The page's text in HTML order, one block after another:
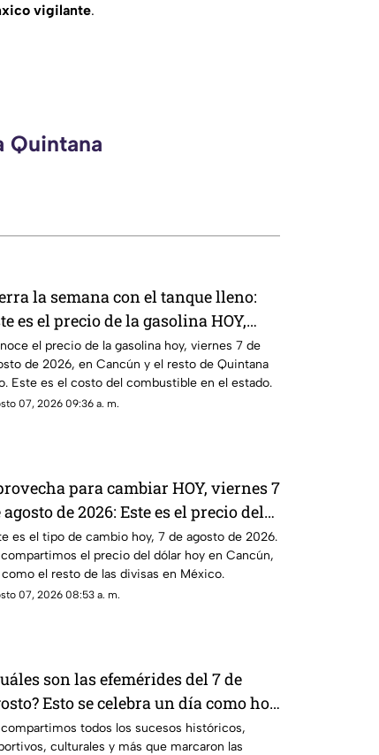
vigilante.
Quintana
la semana con el tanque lleno:
es el precio de la gasolina HOY,
7 de agosto de 2026, en
Roo
el precio de la gasolina hoy, viernes 7 de
de 2026, en Cancún y el resto de Quintana
Este es el costo del combustible en el estado.
07, 2026 09:36 a. m.
para cambiar HOY, viernes 7
agosto de 2026: Este es el precio del
estadounidense en Cancún
es el tipo de cambio hoy, 7 de agosto de 2026.
el precio del dólar hoy en Cancún,
como el resto de las divisas en México.
07, 2026 08:53 a. m.
son las efemérides del 7 de
Esto se celebra un día como hoy
México y el mundotodos los sucesos históricos,
culturales y más que marcaron las